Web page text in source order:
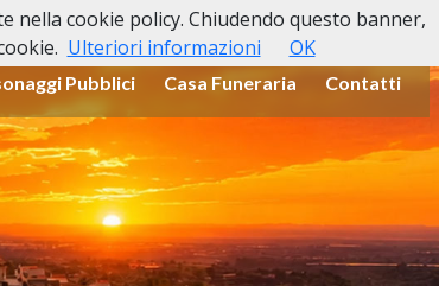
Pubblici Casa Funeraria Contatti
cookie policy. Chiudendo questo banner,
Ulteriori informazioni OK